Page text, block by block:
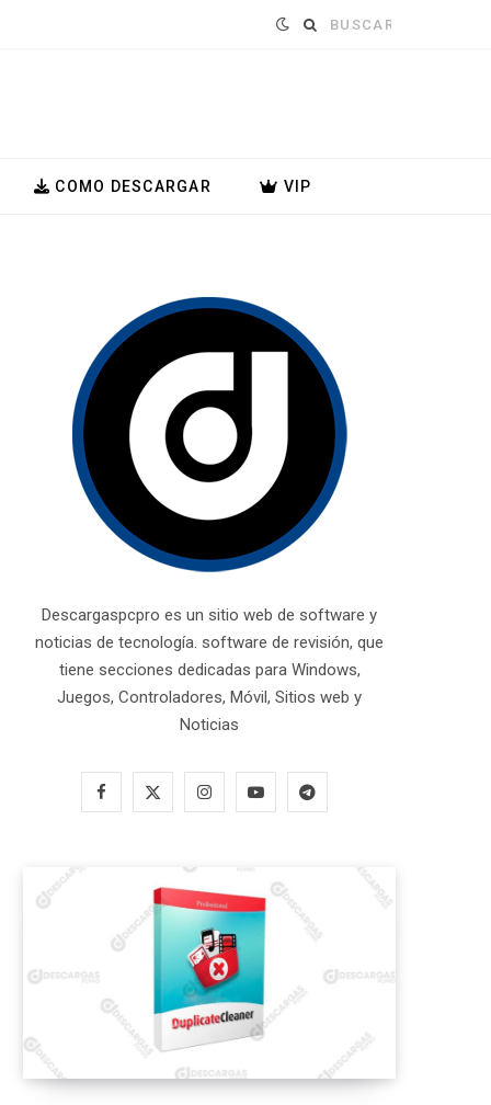
Buscar:
COMO DESCARGAR VIP
Descargaspcpro es un sitio web de software y
noticias de tecnología. software de revisión, que
tiene secciones dedicadas para Windows,
Juegos, Controladores, Móvil, Sitios web y
Noticias
F
b
o
k
w
t
e
I
t
a
g
a
Y
T
e
T
m